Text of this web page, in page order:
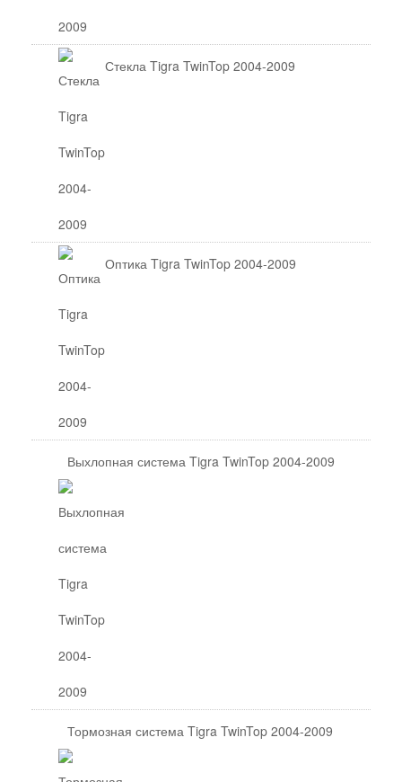
Стекла Tigra TwinTop 2004-2009
Оптика Tigra TwinTop 2004-2009
Выхлопная система Tigra TwinTop 2004-2009
Тормозная система Tigra TwinTop 2004-2009